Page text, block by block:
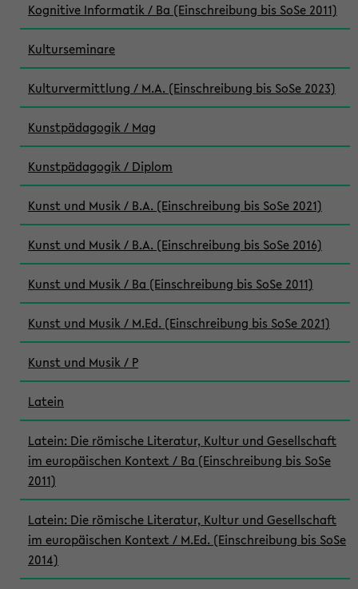
Kognitive Informatik / Ba (Einschreibung bis SoSe 2011)
Kulturseminare
Kulturvermittlung / M.A. (Einschreibung bis SoSe 2023)
Kunstpädagogik / Mag
Kunstpädagogik / Diplom
Kunst und Musik / B.A. (Einschreibung bis SoSe 2021)
Kunst und Musik / B.A. (Einschreibung bis SoSe 2016)
Kunst und Musik / Ba (Einschreibung bis SoSe 2011)
Kunst und Musik / M.Ed. (Einschreibung bis SoSe 2021)
Kunst und Musik / P
Latein
Latein: Die römische Literatur, Kultur und Gesellschaft
im europäischen Kontext / Ba (Einschreibung bis SoSe
2011)
Latein: Die römische Literatur, Kultur und Gesellschaft
im europäischen Kontext / M.Ed. (Einschreibung bis SoSe
2014)